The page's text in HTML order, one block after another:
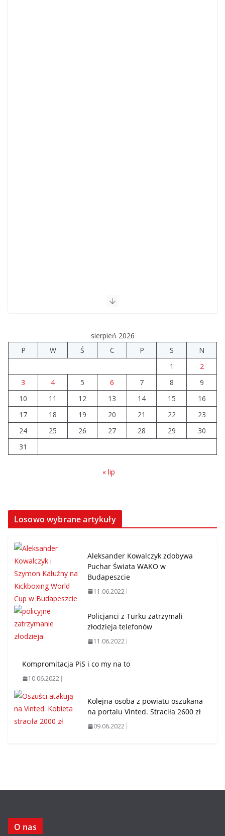
sierpień 2026
P
W Ś C P S
N
1
2
3
4 5 6 7 8
9
10
11 12 13 14 15
16
17
18 19 20 21 22
23
24
25 26 27 28 29
30
31
« lip
Losowo wybrane artykuły
Aleksander Kowalczyk zdobywa
Puchar Świata WAKO w
Budapeszcie
11.06.2022
Policjanci z Turku zatrzymali
złodzieja telefonów
11.06.2022
Kompromitacja PiS i co my na to
10.06.2022
Kolejna osoba z powiatu oszukana
na portalu Vinted. Straciła 2600 zł
09.06.2022
O nas